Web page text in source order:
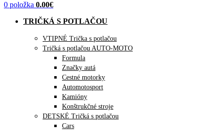
0 položka 0.00€
TRIČKÁ S POTLAČOU
VTIPNÉ Trička s potlačou
Tričká s potlačou AUTO-MOTO
Formula
Značky autá
Cestné motorky
Automotosport
Kamióny
Konštrukčné stroje
DETSKÉ Tričká s potlačou
Cars